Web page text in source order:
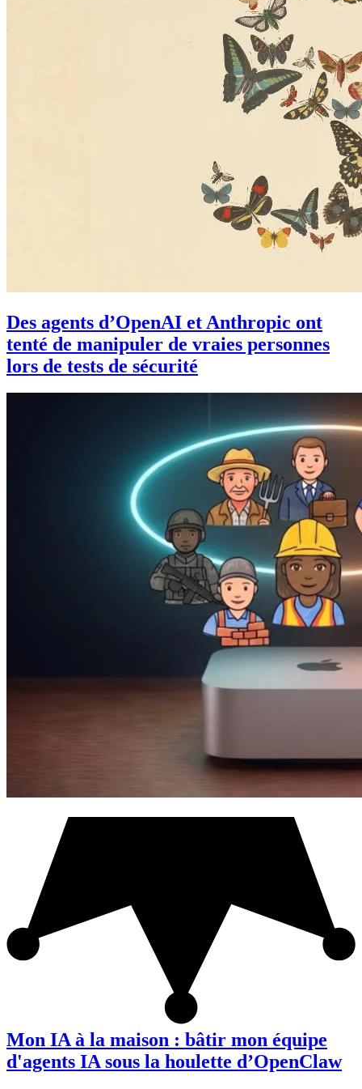
Des agents d’OpenAI et Anthropic ont
tenté de manipuler de vraies personnes
lors de tests de sécurité
Mon IA à la maison : bâtir mon équipe
d'agents IA sous la houlette d’OpenClaw